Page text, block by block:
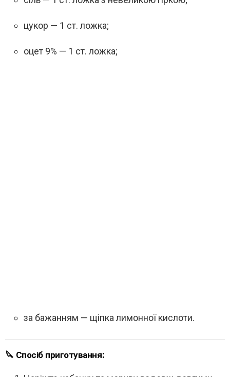
цукор — 1 ст. ложка;
оцет 9% — 1 ст. ложка;
за бажанням — щіпка лимонної кислоти.
🔪 Спосіб приготування: